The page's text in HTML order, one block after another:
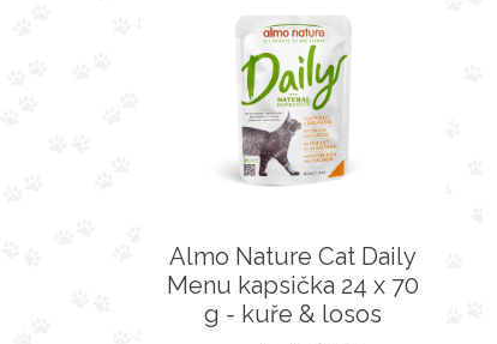
Almo Nature Cat Daily
Menu kapsička 24 x 70
g - kuře & losos